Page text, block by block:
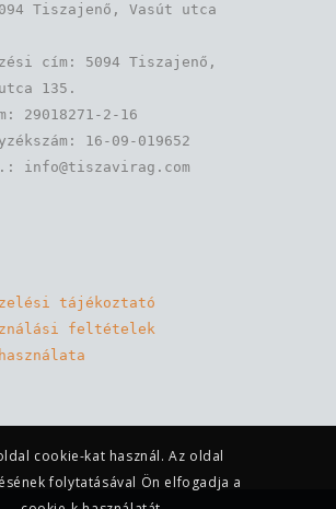
Tiszajenő, Vasút utca
cím: 5094 Tiszajenő,
135.
29018271-2-16
16-09-019652
tájékoztató
feltételek
cookie-kat használ. Az oldal
folytatásával Ön elfogadja a